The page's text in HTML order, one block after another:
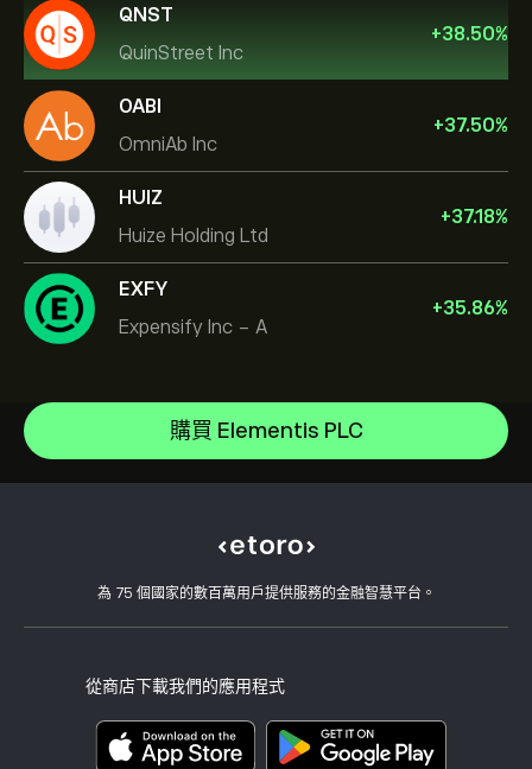
QNST
QuinStreet Inc
+38.50%
OABI
OmniAb Inc
+37.50%
HUIZ
Huize Holding Ltd
+37.18%
EXFY
Expensify Inc - A
+35.86%
購買 Elementis PLC
為 75 個國家的數百萬用戶提供服務的金融智慧平台。
從商店下載我們的應用程式
NVIDIA Corporation
Microsoft
Apple
如何存款
如何提款
開設帳戶
用戶端漏洞
CopyTrading 如何運作
負責任的交易
為什麼選擇 eToro
我們的辦事處
風險揭露
關鍵資訊文件
投訴資料（FCA 客戶）
投資保險